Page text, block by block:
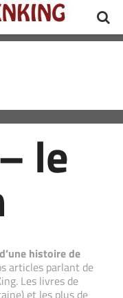
le
histoire de
articles parlant de
Les livres de
et les plus de